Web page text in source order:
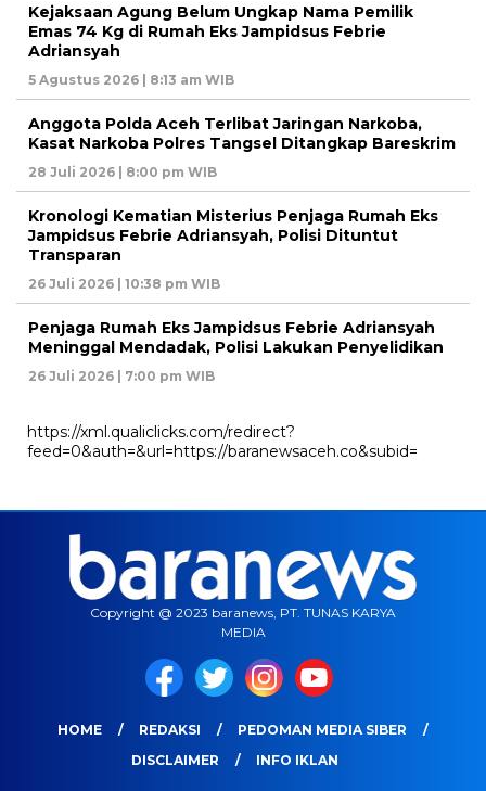
Kejaksaan Agung Belum Ungkap Nama Pemilik
Emas 74 Kg di Rumah Eks Jampidsus Febrie
Adriansyah
5 Agustus 2026 | 8:13 am WIB
Anggota Polda Aceh Terlibat Jaringan Narkoba,
Kasat Narkoba Polres Tangsel Ditangkap Bareskrim
28 Juli 2026 | 8:00 pm WIB
Kronologi Kematian Misterius Penjaga Rumah Eks
Jampidsus Febrie Adriansyah, Polisi Dituntut
Transparan
26 Juli 2026 | 10:38 pm WIB
Penjaga Rumah Eks Jampidsus Febrie Adriansyah
Meninggal Mendadak, Polisi Lakukan Penyelidikan
26 Juli 2026 | 7:00 pm WIB
https://xml.qualiclicks.com/redirect?
feed=0&auth=&url=https://baranewsaceh.co&subid=
Copyright @ 2023 baranews, PT. TUNAS KARYA
MEDIA
HOME REDAKSI
PEDOMAN MEDIA SIBER
DISCLAIMER
INFO IKLAN